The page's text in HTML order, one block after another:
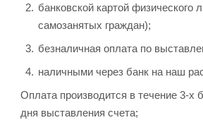
банковской картой физического
самозанятых граждан);
безналичная оплата по
наличными через банк на наш
Оплата производится в течение 3-х
дня выставления счета;